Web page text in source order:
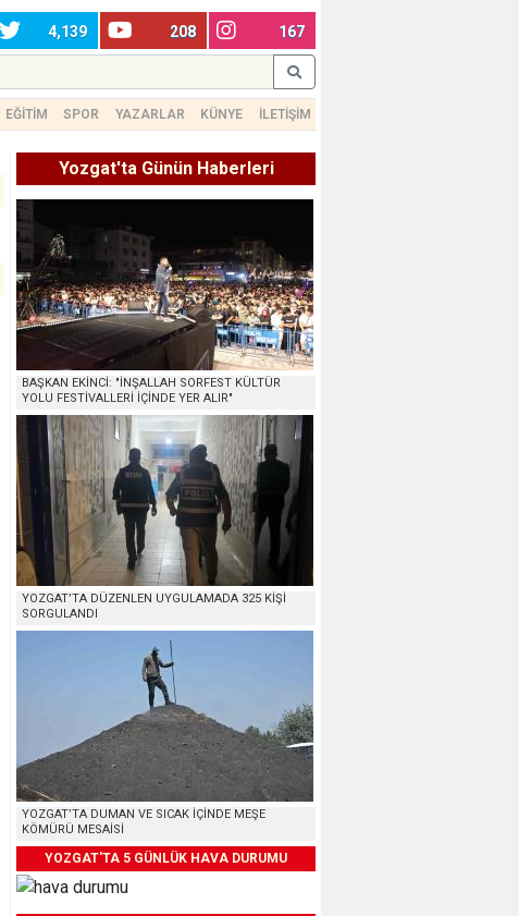
4,139 208 167
EĞİTİM SPOR YAZARLAR KÜNYE İLETİŞİM
Yozgat'ta Günün Haberleri
BAŞKAN EKİNCİ: "İNŞALLAH SORFEST KÜLTÜR
YOLU FESTİVALLERİ İÇİNDE YER ALIR"
YOZGAT’TA DÜZENLEN UYGULAMADA 325 KİŞİ
SORGULANDI
YOZGAT’TA DUMAN VE SICAK İÇİNDE MEŞE
KÖMÜRÜ MESAİSİ
YOZGAT'TA 5 GÜNLÜK HAVA DURUMU